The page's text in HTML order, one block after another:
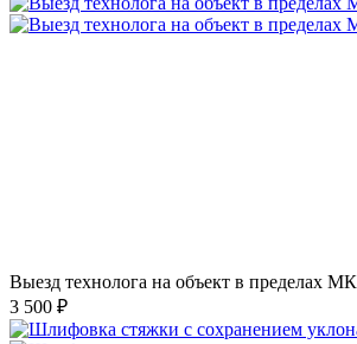
Выезд технолога на объект в пределах
3 500 ₽